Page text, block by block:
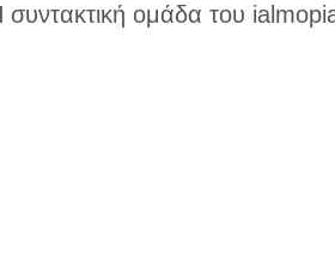
συντακτική ομάδα του